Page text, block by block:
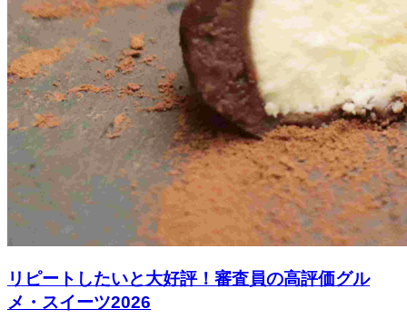
リピートしたいと大好評！審査員の高評価グル
メ・スイーツ2026